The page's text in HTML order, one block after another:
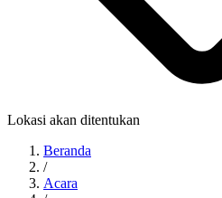
Lokasi akan ditentukan
Beranda
/
Acara